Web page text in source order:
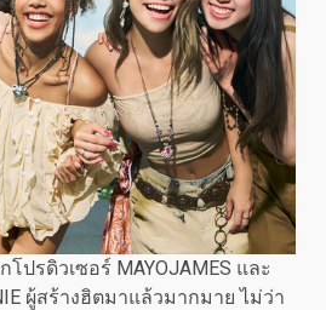
โปรดิวเซอร์ MAYOJAMES และ
ผู้สร้างฮิตมาแล้วมากมาย ไม่ว่า